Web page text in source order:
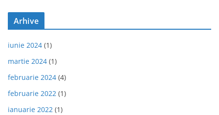
Arhive
iunie 2024 (1)
martie 2024 (1)
februarie 2024 (4)
februarie 2022 (1)
ianuarie 2022 (1)